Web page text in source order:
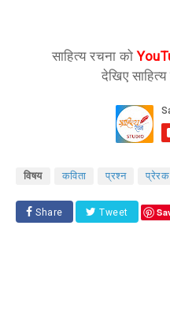
साहित्य रचना को
देखिए
विषय कविता प्रश्न प्रेरक
Share Tweet